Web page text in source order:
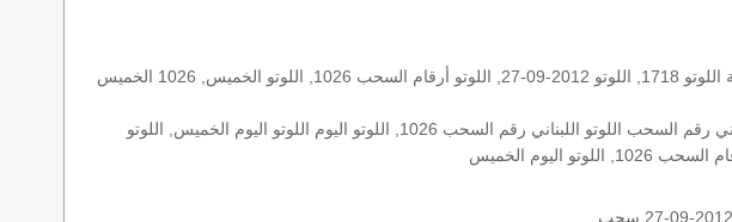
الأرقام الستة الاساسية, اللوتو اللبناني هذا اليوم اللوتو اليوم, اللوتو 1026 عو رقم سحب اللوتو ١٠٢٦ بالحرف العربية اللوتو 1718, اللوتو 2012-09-27, اللوتو أرقام السحب 1026, اللوتو الخميس, 1026 الخميس
اللوتو اللبناني الخميس, اللوتو اللبناني الخميس اللوتو اللبناني الخميس 2012-09-27, اللوتو اللبناني اليوم اللوتو اللبناني رقم السحب اللوتو اللبناني رقم السحب 1026, اللوتو اليوم اللوتو اليوم الخميس, اللوتو